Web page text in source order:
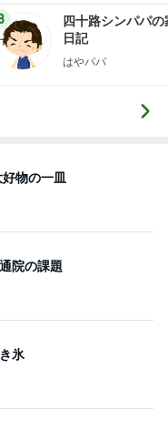
四十路シンパパの
日記
はやパパ
物の一皿
院の課題
氷